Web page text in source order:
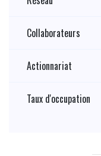
Collaborateurs
Actionnariat
Taux d'occupation